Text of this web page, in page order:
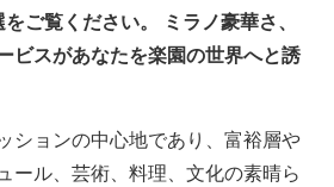
ご覧ください。
ミラノ豪華さ、
ビスがあなたを楽園の世界へと誘
ションの中心地であり、富裕層や
ール、芸術、料理、文化の素晴ら